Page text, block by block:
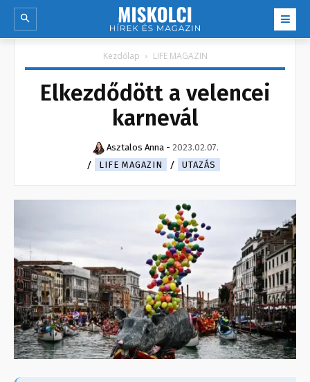
Kezdőlap LIFE MAGAZIN
Elkezdődött a velencei
karnevál
Asztalos Anna - 2023.02.07.
LIFE MAGAZIN
UTAZÁS